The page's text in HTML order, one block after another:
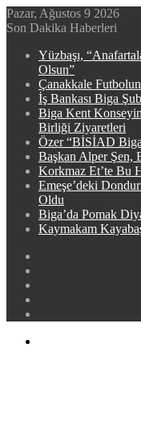
Pazar, Ağustos 9 2026
Son Dakika Haberleri
Yüzbaşı,
Olsun”
Çanakkale
İş Bankası Biga
Biga Kent
Birliği Ziyaretleri
Özer “BİSİAD
Başkan Alper Şen,
Korkmaz Et’te Bu
​​Emeşe’deki
Oldu
Biga’da Pomak
Kaymakam